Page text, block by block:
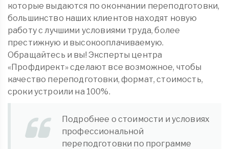
которые выдаются по окончании переподготовки,
большинство наших клиентов находят новую
работу с лучшими условиями труда, более
престижную и высокооплачиваемую.
Обращайтесь и вы! Эксперты центра
«Профдирект» сделают все возможное, чтобы
качество переподготовки, формат, стоимость,
сроки устроили на 100%.
Подробнее о стоимости и условиях
профессиональной
переподготовки по программе